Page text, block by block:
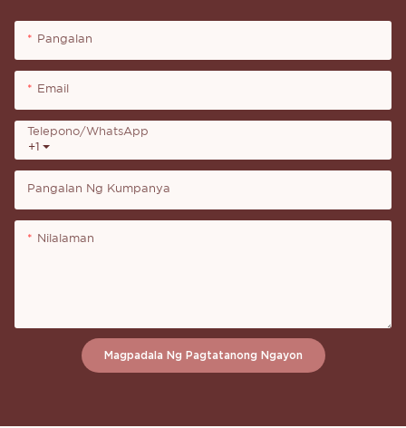
Pangalan
Email
+1
Telepono/whatsApp
Pangalan Ng Kumpanya
Nilalaman
Magpadala Ng Pagtatanong Ngayon